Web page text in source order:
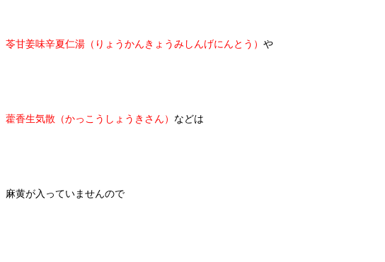
苓甘姜味辛夏仁湯（りょうかんきょうみしんげにんとう） や
藿香生気散（かっこうしょうきさん） などは
麻黄が入っていませんので